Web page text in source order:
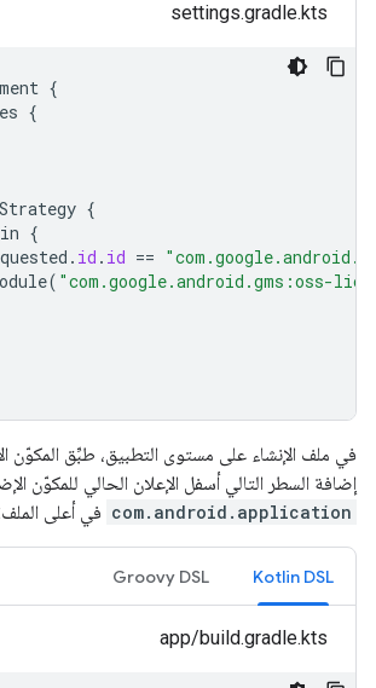
settings.gradle.kts
{
{
{
{
. id . id ==
( "com.google.android.gms:oss-
في ملف الإنشاء على مستوى التطبيق، طبِّق المكوّن
إضافة السطر التالي أسفل الإعلان الحالي للمكوّن
com.android.application في أعلى
Kotlin DSL
Groovy DSL
app/build.gradle.kts